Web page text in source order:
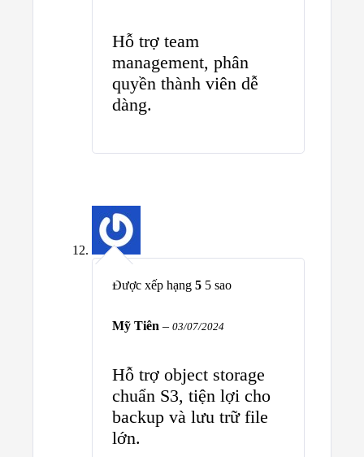
Hỗ trợ team
management, phân
quyền thành viên dễ
dàng.
Được xếp hạng 5 5 sao
Mỹ Tiên – 03/07/2024
Hỗ trợ object storage
chuẩn S3, tiện lợi cho
backup và lưu trữ file
lớn.